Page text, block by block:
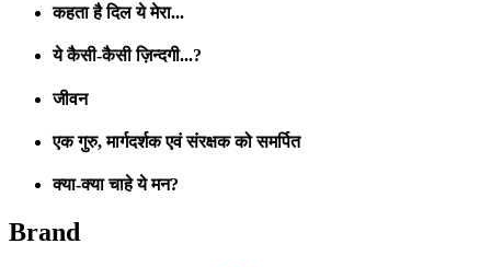
कहता है दिल ये मेरा...
ये कैसी-कैसी ज़िन्दगी...?
जीवन
एक गुरु, मार्गदर्शक एवं संरक्षक को समर्पित
क्या-क्या चाहे ये मन?
Brand